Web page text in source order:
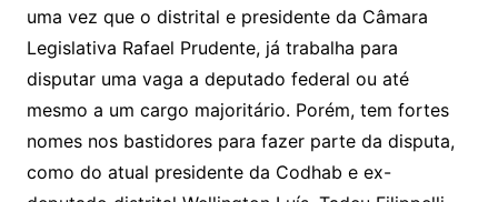
uma vez que o distrital e presidente da Câmara
Legislativa Rafael Prudente, já trabalha para
disputar uma vaga a deputado federal ou até
mesmo a um cargo majoritário. Porém, tem fortes
nomes nos bastidores para fazer parte da disputa,
como do atual presidente da Codhab e ex-